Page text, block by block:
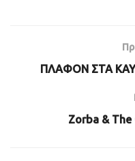
ΠΛΑΦΟΝ ΣΤΑ
Zorba & The